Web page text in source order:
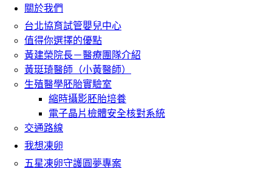
關於我們
台北協育試管嬰兒中心
值得你選擇的優點
黃建榮院長－醫療團隊介紹
黃珽琦醫師（小黃醫師）
生殖醫學胚胎實驗室
縮時攝影胚胎培養
電子晶片檢體安全核對系統
交通路線
我想凍卵
五星凍卵守護圓夢專案